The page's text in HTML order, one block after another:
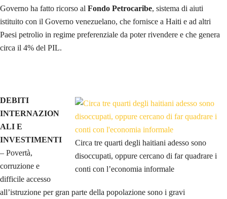
Governo ha fatto ricorso al Fondo Petrocaribe, sistema di aiuti
istituito con il Governo venezuelano, che fornisce a Haiti e ad altri
Paesi petrolio in regime preferenziale da poter rivendere e che genera
circa il 4% del PIL.
Circa tre quarti degli haitiani adesso sono
disoccupati, oppure cercano di far quadrare i
conti con l’economia informale
DEBITI
INTERNAZION
ALI E
INVESTIMENTI
– Povertà,
corruzione e
difficile accesso
all’istruzione per gran parte della popolazione sono i gravi